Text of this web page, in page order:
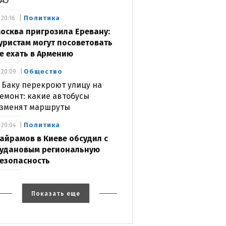
Политика
пригрозила Еревану:
могут посоветовать
ехать в Армению
20:16
Общество
перекроют улицу на
какие автобусы
маршруты
20:09
Политика
в Киеве обсудил с
региональную
20:04
Показать еще